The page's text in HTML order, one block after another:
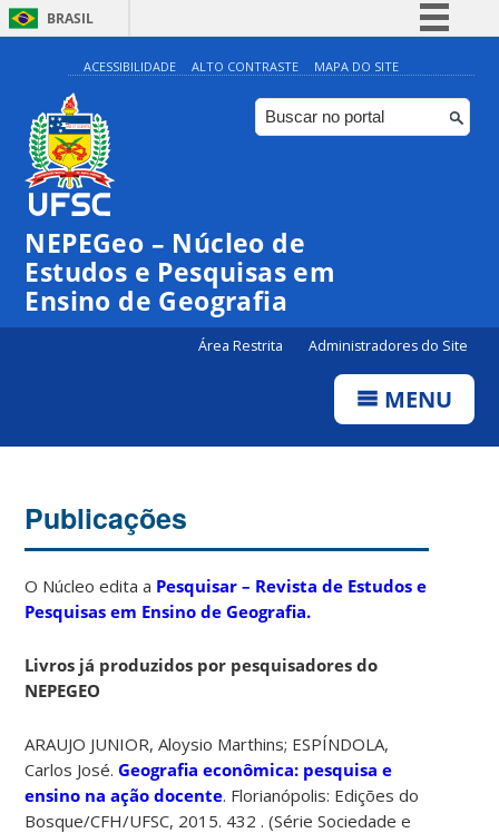
BRASIL
Simplifique!
Comunica BR
Participe
ACESSIBILIDADE ALTO CONTRASTE MAPA DO SITE
NEPEGeo – Núcleo de
Estudos e Pesquisas em
Ensino de Geografia
Área Restrita Administradores do Site
MENU
Publicações
O Núcleo edita a Pesquisar – Revista de Estudos e
Pesquisas em Ensino de Geografia.
Livros já produzidos por pesquisadores do
NEPEGEO
ARAUJO JUNIOR, Aloysio Marthins; ESPÍNDOLA,
Carlos José. Geografia econômica: pesquisa e
ensino na ação docente. Florianópolis: Edições do
Bosque/CFH/UFSC, 2015. 432 . (Série Sociedade e